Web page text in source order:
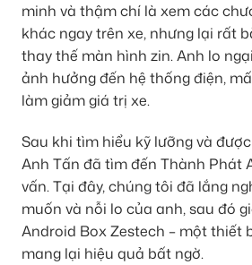
minh và thậm chí là xem các
khác ngay trên xe, nhưng lại rất
thay thế màn hình zin. Anh lo
ảnh hưởng đến hệ thống điện,
làm giảm giá trị xe.
Sau khi tìm hiểu kỹ lưỡng và
Anh Tấn đã tìm đến Thành Phát
vấn. Tại đây, chúng tôi đã lắng
muốn và nỗi lo của anh, sau đó
Android Box Zestech – một thiết
mang lại hiệu quả bất ngờ.